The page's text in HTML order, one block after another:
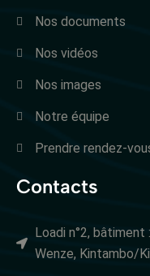
Nos documents
Nos vidéos
Nos images
Notre équipe
Prendre rendez-
Contacts
Loadi n°2, bâtiment
Wenze, Kintambo/